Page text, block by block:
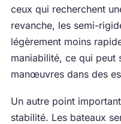
ceux qui recherchent
revanche, les semi-
légèrement moins
maniabilité, ce qui peut
manœuvres dans des
Un autre point
stabilité. Les bateaux